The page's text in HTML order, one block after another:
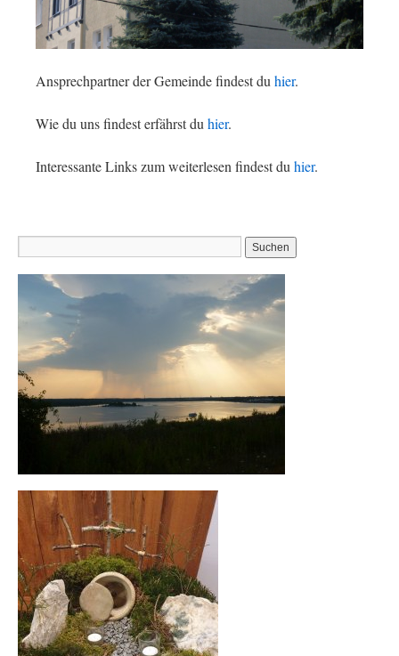
Ansprechpartner der Gemeinde findest duhier.
Wie du uns findest erfährst duhier.
Interessante Links zum weiterlesen findest duhier.